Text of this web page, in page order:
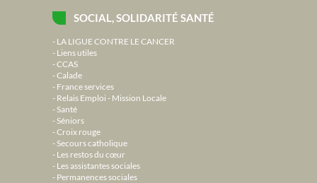
SOCIAL, SOLIDARITÉ SANTÉ
LA LIGUE CONTRE LE CANCER
Liens utiles
CCAS
Calade
France services
Relais Emploi - Mission Locale
Santé
Séniors
Croix rouge
Secours catholique
Les restos du cœur
Les assistantes sociales
Permanences sociales